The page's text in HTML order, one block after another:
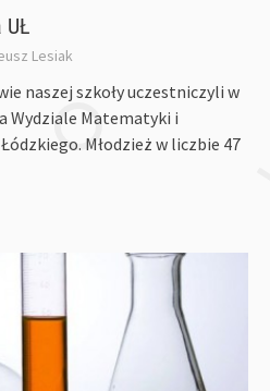
UŁ
Lesiak
naszej szkoły uczestniczyli w
Wydziale Matematyki i
Młodzież w liczbie 47